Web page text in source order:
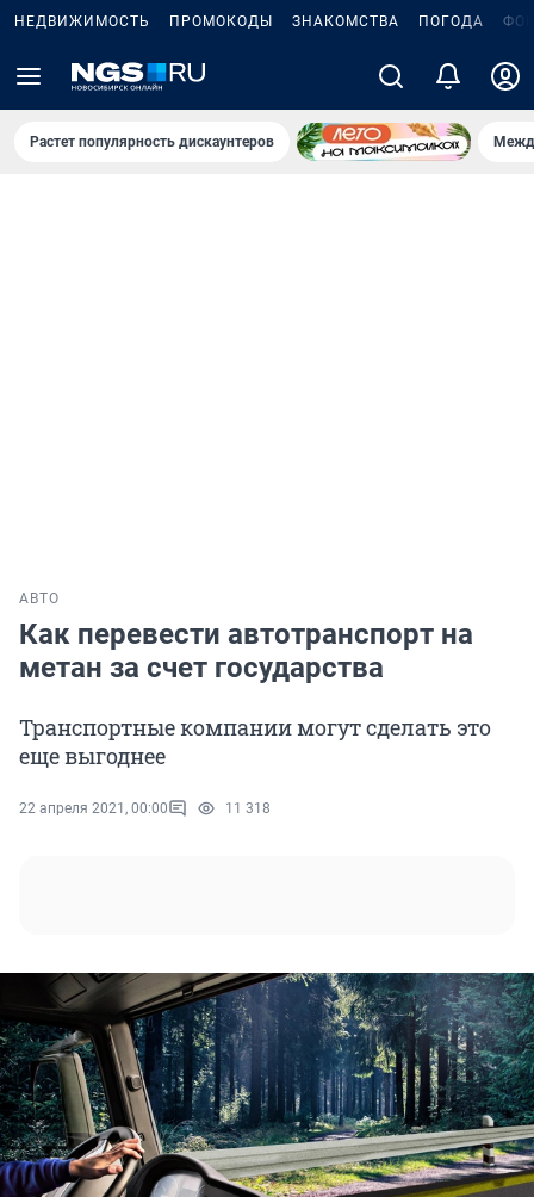
НЕДВИЖИМОСТЬ ПРОМОКОДЫ ЗНАКОМСТВА ПОГОДА
Растет популярность дискаунтеров
АВТО
Как перевести автотранспорт на
метан за счет государства
Транспортные компании могут сделать это
еще выгоднее
22 апреля 2021, 00:00 11 318